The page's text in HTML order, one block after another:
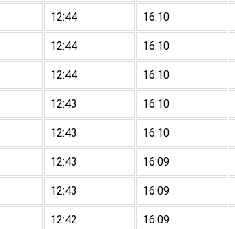
12:44 16:10
12:44 16:10
12:44 16:10
12:43 16:10
12:43 16:10
12:43 16:09
12:43 16:09
12:42 16:09